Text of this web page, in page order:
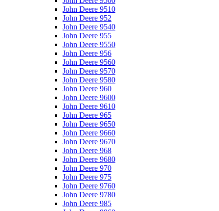
John Deere 9510
John Deere 952
John Deere 9540
John Deere 955
John Deere 9550
John Deere 956
John Deere 9560
John Deere 9570
John Deere 9580
John Deere 960
John Deere 9600
John Deere 9610
John Deere 965
John Deere 9650
John Deere 9660
John Deere 9670
John Deere 968
John Deere 9680
John Deere 970
John Deere 975
John Deere 9760
John Deere 9780
John Deere 985